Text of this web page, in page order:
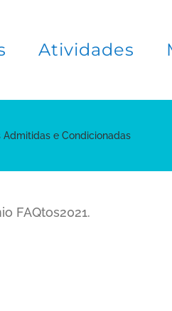
Atividades
Admitidas e Condicionadas
FAQtos2021.